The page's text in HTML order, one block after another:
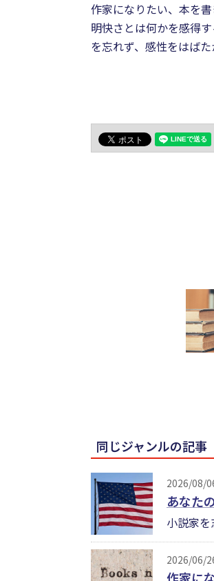
作家になりたい、本を
明快さとは何かを感得
を忘れず、感性をはば
同じジャンルの記事
2026/08/
あなた
小説家
2026/06/